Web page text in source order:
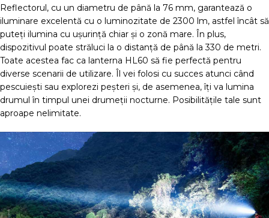
Reflectorul, cu un diametru de până la 76 mm, garantează o
iluminare excelentă cu o luminozitate de 2300 lm, astfel încât să
puteți ilumina cu ușurință chiar și o zonă mare. În plus,
dispozitivul poate străluci la o distanță de până la 330 de metri.
Toate acestea fac ca lanterna HL60 să fie perfectă pentru
diverse scenarii de utilizare. Îl vei folosi cu succes atunci când
pescuiești sau explorezi peșteri și, de asemenea, îți va lumina
drumul în timpul unei drumeții nocturne. Posibilitățile tale sunt
aproape nelimitate.